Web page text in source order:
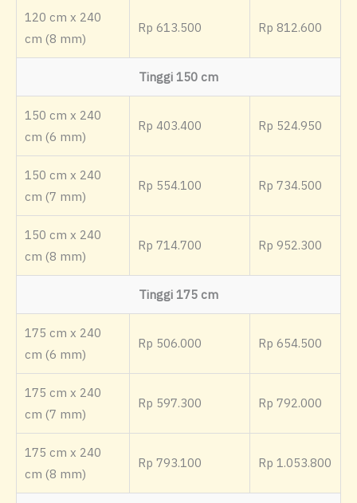
120 cm x 240
cm (8 mm)
Rp 613.500 Rp 812.600
Tinggi 150 cm
150 cm x 240
cm (6 mm)
Rp 403.400 Rp 524.950
150 cm x 240
cm (7 mm)
Rp 554.100 Rp 734.500
150 cm x 240
cm (8 mm)
Rp 714.700 Rp 952.300
Tinggi 175 cm
175 cm x 240
cm (6 mm)
Rp 506.000 Rp 654.500
175 cm x 240
cm (7 mm)
Rp 597.300 Rp 792.000
175 cm x 240
cm (8 mm)
Rp 793.100 Rp 1.053.800